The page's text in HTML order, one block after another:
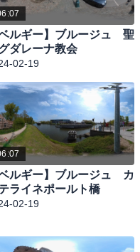
ベルギー】ブルージュ 聖
ダレーナ教会
02-19
ベルギー】ブルージュ カ
ライネポールト橋
02-19